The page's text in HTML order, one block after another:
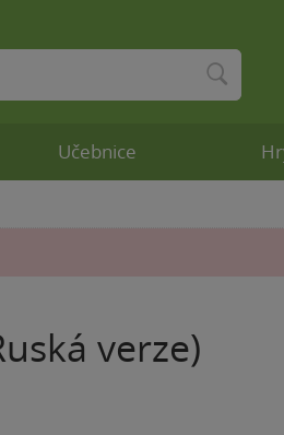
verze)
Učebnice